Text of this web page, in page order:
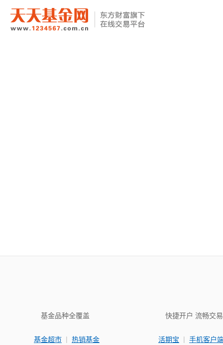
基金品种全覆盖
基金超市 | 热销基金
快捷开户 流畅交易
活期宝 | 手机客户